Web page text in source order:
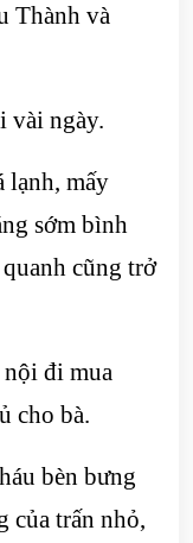
Thành và
vài ngày.
lạnh, mấy
sớm bình
cũng trở
đi mua
cho bà.
bèn bưng
của trấn nhỏ,